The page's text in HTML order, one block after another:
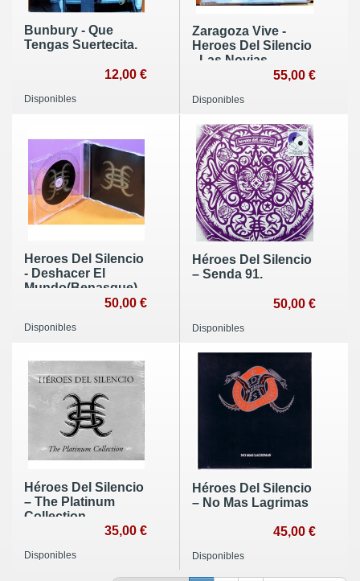
Bunbury - Que
Tengas Suertecita.
12,00 €
Disponibles
Zaragoza Vive -
Heroes Del Silencio
- Las Novias...
55,00 €
Disponibles
Heroes Del Silencio
- Deshacer El
Mundo(Benasque)
50,00 €
Disponibles
Héroes Del Silencio
‎– Senda 91.
50,00 €
Disponibles
Héroes Del Silencio
‎– The Platinum
Collection.
35,00 €
Disponibles
Héroes Del Silencio
‎– No Mas Lagrimas
45,00 €
Disponibles